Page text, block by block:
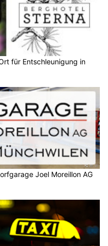
für Entschleunigung in
Joel Moreillon AG